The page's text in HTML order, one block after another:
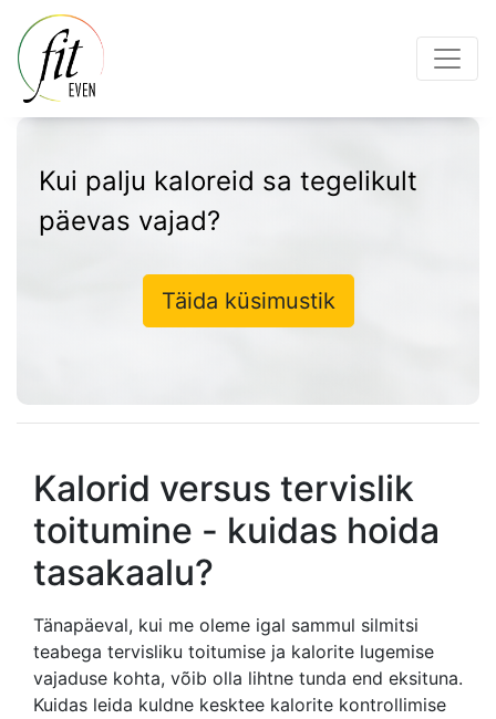
Kui palju kaloreid sa tegelikult
päevas vajad?
Täida küsimustik
Kalorid versus tervislik
toitumine - kuidas hoida
tasakaalu?
Tänapäeval, kui me oleme igal sammul silmitsi
teabega tervisliku toitumise ja kalorite lugemise
vajaduse kohta, võib olla lihtne tunda end eksituna.
Kuidas leida kuldne kesktee kalorite kontrollimise